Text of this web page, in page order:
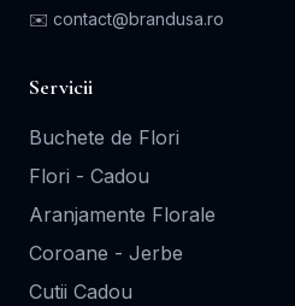
✉️ contact@brandusa.ro
Servicii
Buchete de Flori
Flori - Cadou
Aranjamente Florale
Coroane - Jerbe
Cutii Cadou